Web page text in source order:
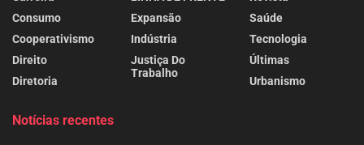
Consumo
Cooperativismo
Direito
Diretoria
Expansão
Indústria
Justiça Do
Trabalho
Saúde
Tecnologia
Últimas
Urbanismo
Notícias recentes